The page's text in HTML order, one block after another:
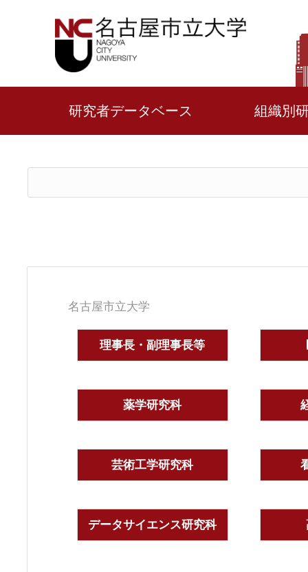
研究者データベース 組織別
名古屋市立大学
理事長・副理事長等
薬学研究科
芸術工学研究科
データサイエンス研究科